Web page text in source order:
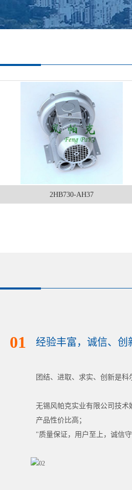
2HB730-AH37
01 经验丰富，诚信、创
团结、进取、求实、创新是
无锡风帕克实业有限公司技
产品性价比高；
"质量保证，用户至上，诚信